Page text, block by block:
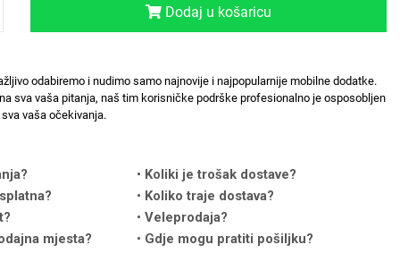
Dodaj u košaricu
odabiremo i nudimo samo najnovije i najpopularnije mobilne dodatke.
sva vaša pitanja, naš tim korisničke podrške profesionalno je osposobljen
vaša očekivanja.
Koliki je trošak dostave?
Koliko traje dostava?
Veleprodaja?
mjesta?
Gdje mogu pratiti pošiljku?